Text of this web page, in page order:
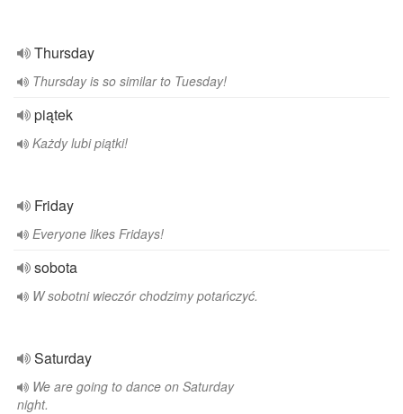
Thursday
Thursday is so similar to Tuesday!
piątek
Każdy lubi piątki!
Friday
Everyone likes Fridays!
sobota
W sobotni wieczór chodzimy potańczyć.
Saturday
We are going to dance on Saturday
night.